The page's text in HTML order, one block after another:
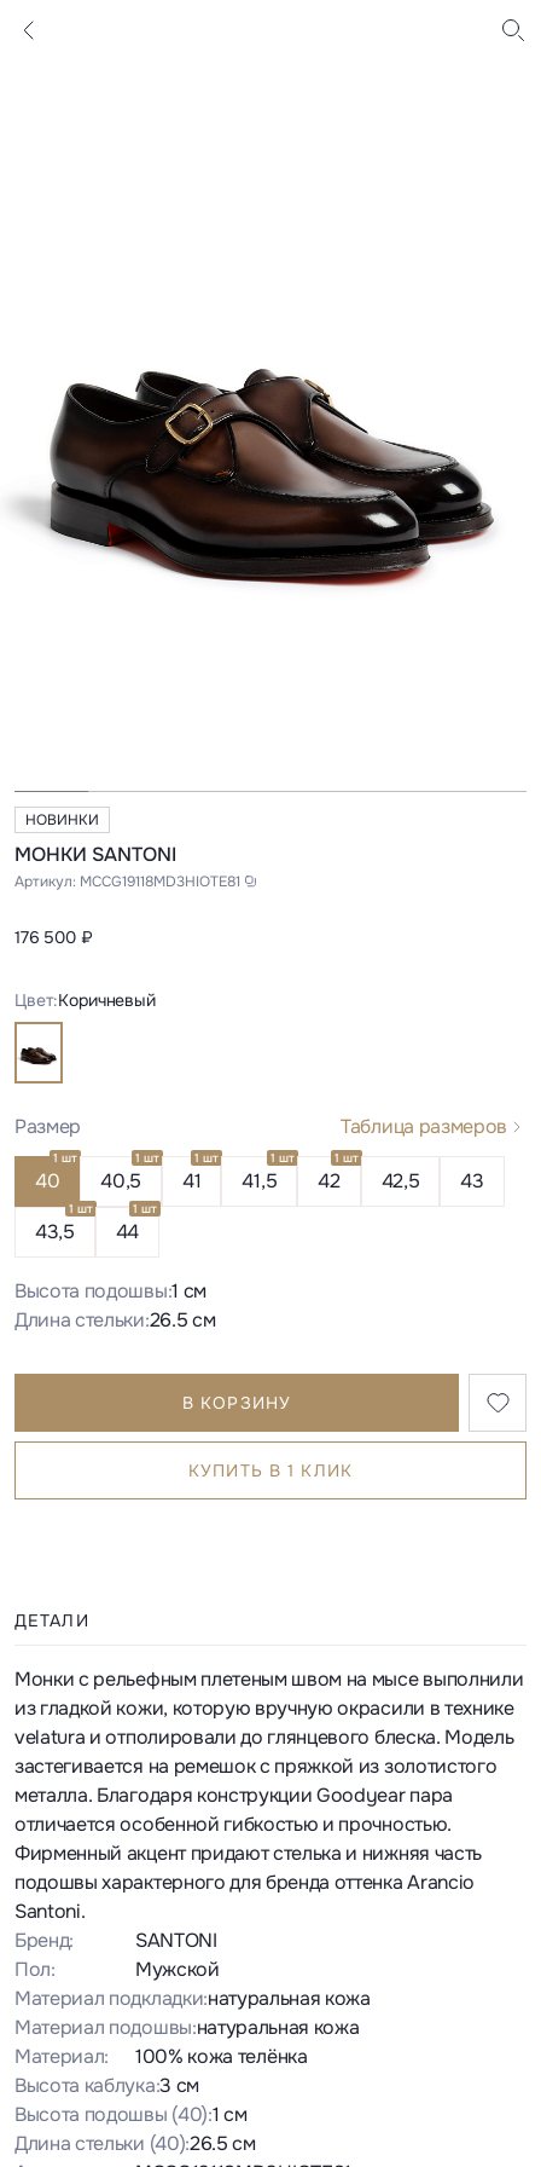
НОВИНКИ
МОНКИ SANTONI
Артикул: MCCG19118MD3HIOTE81
176 500 ₽
Цвет:Коричневый
Размер Таблица размеров
40
1 шт
40,5
1 шт
41
1 шт
41,5
1 шт
42
1 шт
42,5
43
43,5
1 шт
44
1 шт
Высота подошвы:1 см
Длина стельки:26.5 см
В КОРЗИНУ
КУПИТЬ В 1 КЛИК
ДЕТАЛИ
Монки с рельефным плетеным швом на мысе выполнили
из гладкой кожи, которую вручную окрасили в технике
velatura и отполировали до глянцевого блеска. Модель
застегивается на ремешок с пряжкой из золотистого
металла. Благодаря конструкции Goodyear пара
отличается особенной гибкостью и прочностью.
Фирменный акцент придают стелька и нижняя часть
подошвы характерного для бренда оттенка Arancio
Santoni.
Бренд:
SANTONI
Пол:
Мужской
Материал подкладки:натуральная кожа
Материал подошвы:натуральная кожа
Материал:
100% кожа телёнка
Высота каблука:3 см
Высота подошвы (40):1 см
Длина стельки (40):26.5 см